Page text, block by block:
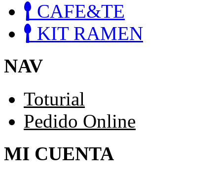
CAFE&TE
KIT RAMEN
NAV
Toturial
Pedido Online
MI CUENTA